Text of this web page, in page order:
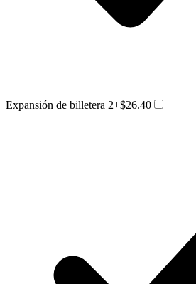
Expansión de billetera 2+$26.40